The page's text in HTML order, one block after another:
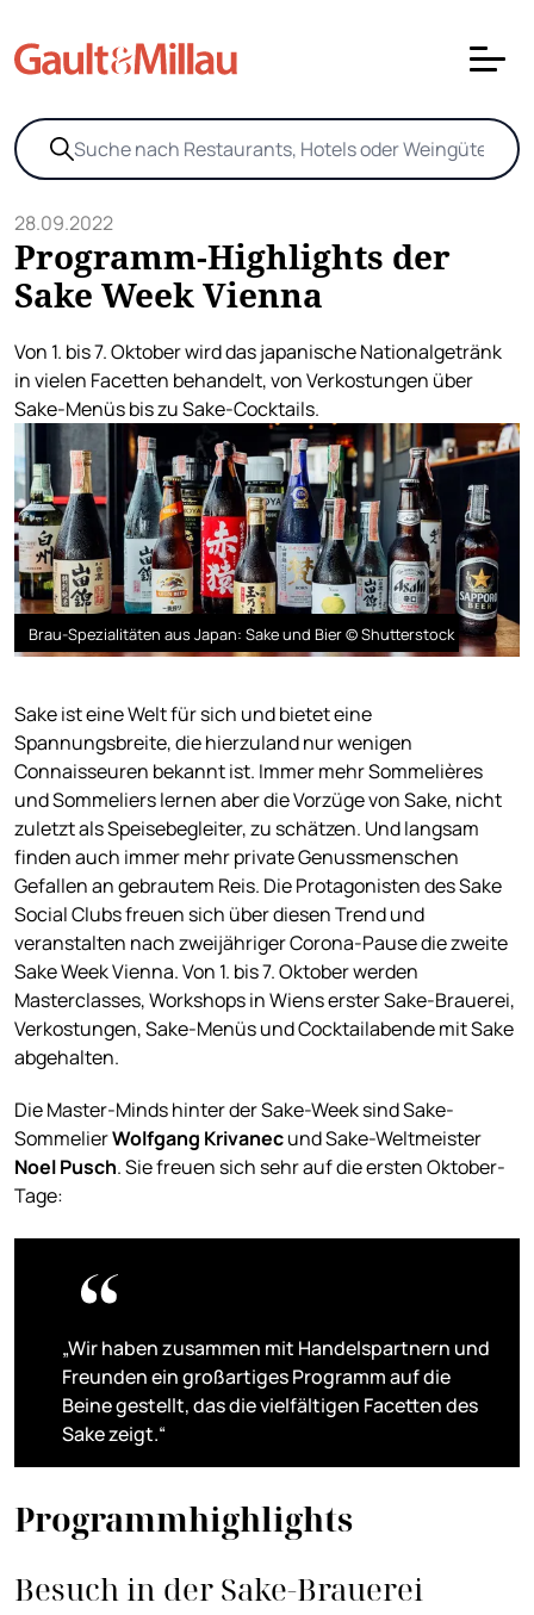
28.09.2022
Programm-Highlights der
Sake Week Vienna
Von 1. bis 7. Oktober wird das japanische Nationalgetränk
in vielen Facetten behandelt, von Verkostungen über
Sake-Menüs bis zu Sake-Cocktails.
Brau-Spezialitäten aus Japan: Sake und Bier © Shutterstock
Sake ist eine Welt für sich und bietet eine
Spannungsbreite, die hierzuland nur wenigen
Connaisseuren bekannt ist. Immer mehr Sommelières
und Sommeliers lernen aber die Vorzüge von Sake, nicht
zuletzt als Speisebegleiter, zu schätzen. Und langsam
finden auch immer mehr private Genussmenschen
Gefallen an gebrautem Reis. Die Protagonisten des Sake
Social Clubs freuen sich über diesen Trend und
veranstalten nach zweijähriger Corona-Pause die zweite
Sake Week Vienna. Von 1. bis 7. Oktober werden
Masterclasses, Workshops in Wiens erster Sake-Brauerei,
Verkostungen, Sake-Menüs und Cocktailabende mit Sake
abgehalten.
Die Master-Minds hinter der Sake-Week sind Sake-
SommelierWolfgang Krivanecund Sake-Weltmeister
Noel Pusch. Sie freuen sich sehr auf die ersten Oktober-
Tage:
„Wir haben zusammen mit Handelspartnern und
Freunden ein großartiges Programm auf die
Beine gestellt, das die vielfältigen Facetten des
Sake zeigt.“
Programmhighlights
Besuch in der Sake-Brauerei